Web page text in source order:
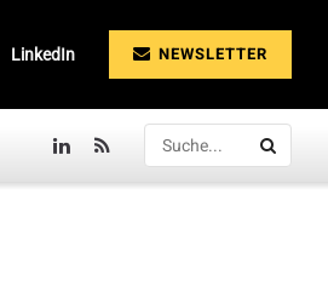
LinkedIn NEWSLETTER